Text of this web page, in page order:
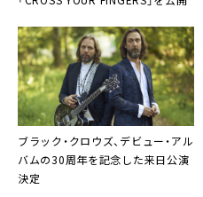
ブラック・クロウズ、デビュー・アル
バムの30周年を記念した来日公演
決定